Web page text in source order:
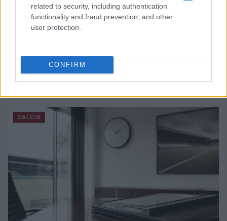
related to security, including authentication
functionality and fraud prevention, and other
user protection.
CONFIRM
Venezia FC: il calendario e i dettagli della tournée
francese
Andrea Conforti · 7 Ago 2026
CALCIO